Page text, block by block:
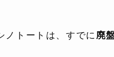
ノトートは、すでに 廃